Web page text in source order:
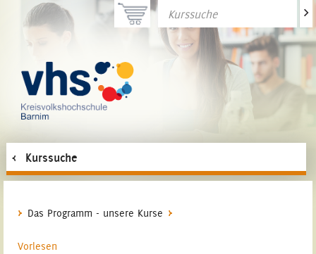
>
Kurssuche
Das Programm - unsere Kurse
Vorlesen